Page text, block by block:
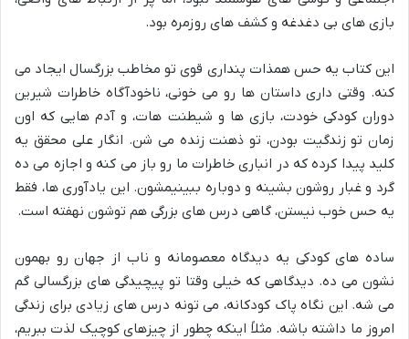
بازی های بی دغدغه و کشف های روزمره بود.
این کتاب یه حس همذات پنداری قوی تو مخاطب بزرگسال ایجاد می
کنه. وقتی داری داستان ها رو می خونی، ناخودآگاه خاطرات شیرین
دوران کودکی خودت، بازی ها و شیطنت هات، و آدم هایی که اون
زمان تو زندگیت بودن، تو ذهنت زنده می شن. انگار علی محقق یه
کلید پیدا کرده که در انباری خاطرات ما رو باز می کنه و اجازه می ده
گرد و غبار روشون بشینه و دوباره ببینیمشون. این یادآوری ها، فقط
یه حس خوب نیستن، گاهی درس های بزرگی هم توشون نهفته است.
ساده های کودکی یه دیدگاه معصومانه و ناب از جهان رو بهمون
نشون می ده. دیدگاهی که خیلی وقتا تو پیچیدگی های بزرگسالی گم
می شه. این نگاه پاک کودکانه، می تونه درس های زیادی برای زندگی
امروز ما داشته باشه. مثلاً اینکه چطور از چیزهای کوچیک لذت ببریم،